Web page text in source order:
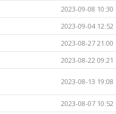
2023-09-08 10:30
2023-09-04 12:52
2023-08-27 21:00
2023-08-22 09:21
2023-08-13 19:08
2023-08-07 10:52